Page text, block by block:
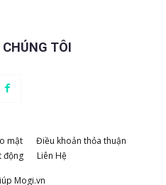
CHÚNG TÔI
mật
Điều khoản thỏa thuận
động
Liên Hệ
Mogi.vn